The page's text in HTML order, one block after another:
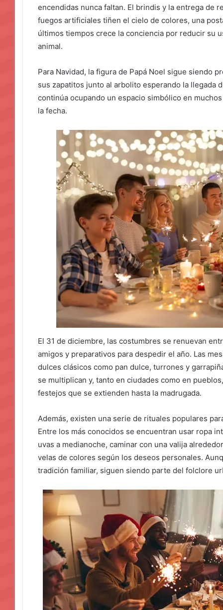
encendidas nunca faltan. El brindis y la entrega de
fuegos artificiales tiñen el cielo de colores, una
últimos tiempos crece la conciencia por reducir su
animal.
Para Navidad, la figura de Papá Noel sigue siendo
sus zapatitos junto al arbolito esperando la llegada
continúa ocupando un espacio simbólico en
la fecha.
El 31 de diciembre, las costumbres se renuevan
amigos y preparativos para despedir el año. Las
dulces clásicos como pan dulce, turrones y
se multiplican y, tanto en ciudades como en
festejos que se extienden hasta la madrugada.
Además, existen una serie de rituales populares
Entre los más conocidos se encuentran usar ropa
uvas a medianoche, caminar con una valija
velas de colores según los deseos personales.
tradición familiar, siguen siendo parte del folclore